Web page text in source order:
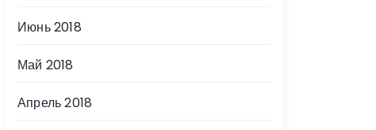
Июнь 2018
Май 2018
Апрель 2018